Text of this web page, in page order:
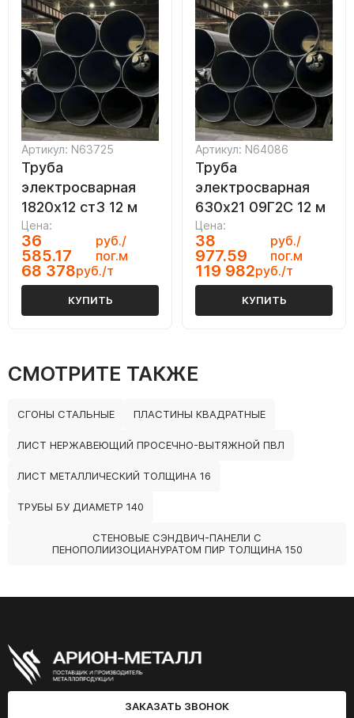
Артикул: N63725
Труба
электросварная
1820х12 ст3 12 м
Цена:
36
585.17
руб./
пог.м
68 378руб./т
КУПИТЬ
Артикул: N64086
Труба
электросварная
630х21 09Г2С 12 м
Цена:
38
977.59
руб./
пог.м
119 982руб./т
КУПИТЬ
СМОТРИТЕ ТАКЖЕ
СГОНЫ СТАЛЬНЫЕ ПЛАСТИНЫ КВАДРАТНЫЕ
ЛИСТ НЕРЖАВЕЮЩИЙ ПРОСЕЧНО-ВЫТЯЖНОЙ ПВЛ
ЛИСТ МЕТАЛЛИЧЕСКИЙ ТОЛЩИНА 16
ТРУБЫ БУ ДИАМЕТР 140
СТЕНОВЫЕ СЭНДВИЧ-ПАНЕЛИ С
ПЕНОПОЛИИЗОЦИАНУРАТОМ ПИР ТОЛЩИНА 150
ЗАКАЗАТЬ ЗВОНОК